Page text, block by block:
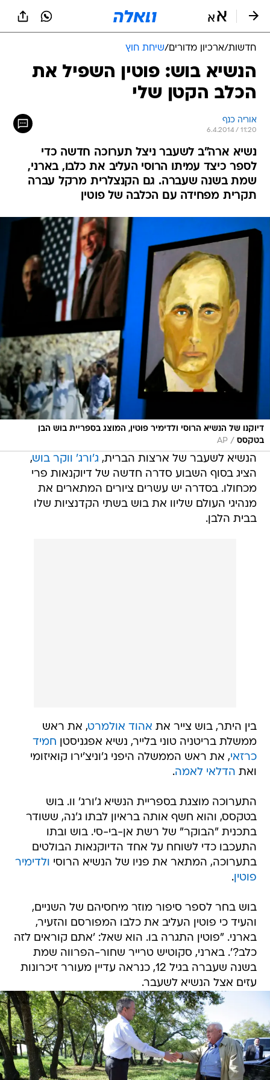
חדשות/ארכיון מדורים/שיחת חוץ
הנשיא בוש: פוטין השפיל את
הכלב הקטן שלי
אוריה כנף
6.4.2014 / 11:20
נשיא ארה"ב לשעבר ניצל תערוכה חדשה כדי
לספר כיצד עמיתו הרוסי העליב את כלבו, בארני,
שמת בשנה שעברה. גם הקנצלרית מרקל עברה
תקרית מפחידה עם הכלבה של פוטין
דיוקנו של הנשיא הרוסי ולדימיר פוטין, המוצג בספריית בוש הבן
בטקסס /
AP
הנשיא לשעבר של ארצות הברית, ג'ורג' ווקר בוש,
הציג בסוף השבוע סדרה חדשה של דיוקנאות פרי
מכחולו. בסדרה יש עשרים ציורים המתארים את
מנהיגי העולם שליוו את בוש בשתי הקדנציות שלו
בבית הלבן.
בין היתר, בוש צייר את אהוד אולמרט, את ראש
ממשלת בריטניה טוני בלייר, נשיא אפגניסטן חמיד
כרזאי, את ראש הממשלה היפני ג'וניצ'ירו קואיזומי
ואת הדלאי לאמה.
התערוכה מוצגת בספריית הנשיא ג'ורג' וו. בוש
בטקסס, והוא חשף אותה בראיון לבתו ג'נה, ששודר
בתכנית "הבוקר" של רשת אן-בי-סי. בוש ובתו
התעכבו כדי לשוחח על אחד הדיוקנאות הבולטים
בתערוכה, המתאר את פניו של הנשיא הרוסי ולדימיר
פוטין.
בוש בחר לספר סיפור מוזר מיחסיהם של השניים,
והעיד כי פוטין העליב את כלבו המפורסם והזעיר,
בארני. "פוטין התגרה בו. הוא שאל: 'אתם קוראים לזה
כלב?'. בארני, סקוטיש טרייר שחור-הפרווה שמת
בשנה שעברה בגיל 12, כנראה עדיין מעורר זיכרונות
עזים אצל הנשיא לשעבר.